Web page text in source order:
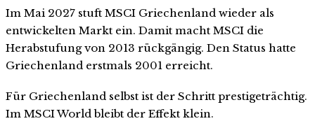
Im Mai 2027 stuft MSCI Griechenland wieder als
entwickelten Markt ein. Damit macht MSCI die
Herabstufung von 2013 rückgängig. Den Status hatte
Griechenland erstmals 2001 erreicht.
Für Griechenland selbst ist der Schritt prestigeträchtig.
Im MSCI World bleibt der Effekt klein.